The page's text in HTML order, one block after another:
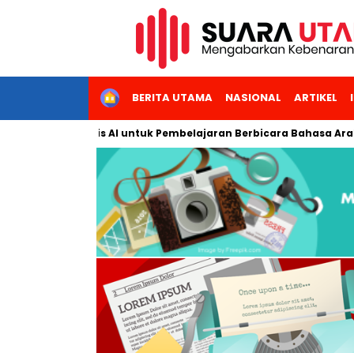
HOMEBERITA UTAMA NASIONAL ARTIKEL
Berbasis AI untuk Pembelajaran Berbicara Bahasa Arab